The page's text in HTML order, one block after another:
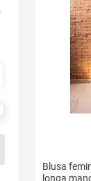
Blusa
longa